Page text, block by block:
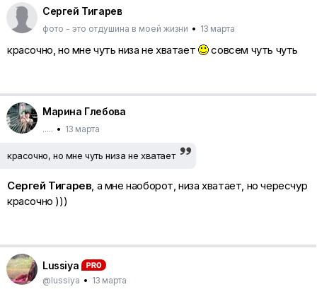
Сергей Тигарев
фото - это отдушина в моей жизни • 13 марта
красочно, но мне чуть низа не хватает совсем чуть чуть
Марина Глебова
..... • 13 марта
красочно, но мне чуть низа не хватает
Сергей Тигарев, а мне наоборот, низа хватает, но чересчур
красочно )))
Lussiya
@lussiya • 13 марта